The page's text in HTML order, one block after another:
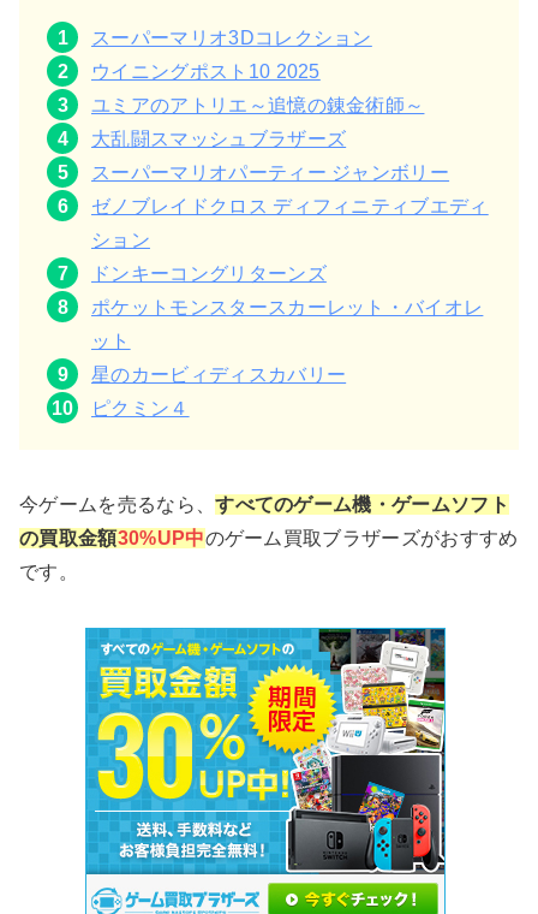
スーパーマリオ3Dコレクション
ウイニングポスト10 2025
ユミアのアトリエ～追憶の錬金術師～
大乱闘スマッシュブラザーズ
スーパーマリオパーティー ジャンボリー
ゼノブレイドクロス ディフィニティブエディ
ション
ドンキーコングリターンズ
ポケットモンスタースカーレット・バイオレ
ット
星のカービィディスカバリー
ピクミン４
今ゲームを売るなら、すべてのゲーム機・ゲームソフト
の買取金額30%UP中のゲーム買取ブラザーズがおすすめ
です。